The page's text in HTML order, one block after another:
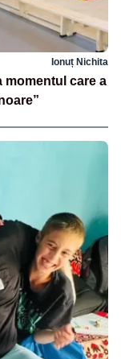
Ionuț Nichita
momentul care a